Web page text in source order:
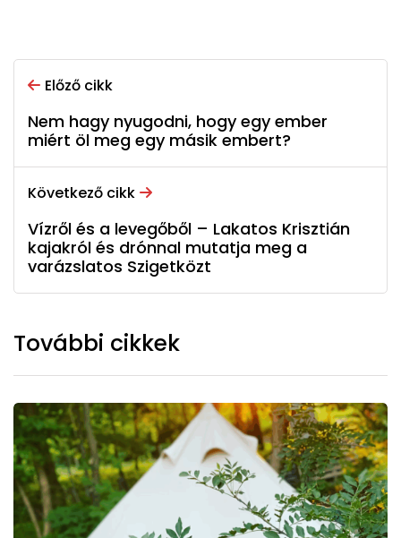
Előző cikk
Nem hagy nyugodni, hogy egy ember
miért öl meg egy másik embert?
Következő cikk
Vízről és a levegőből – Lakatos Krisztián
kajakról és drónnal mutatja meg a
varázslatos Szigetközt
További cikkek